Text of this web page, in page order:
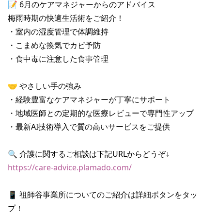
📝 6月のケアマネジャーからのアドバイス
梅雨時期の快適生活術をご紹介！
・室内の湿度管理で体調維持
・こまめな換気でカビ予防
・食中毒に注意した食事管理
🤝 やさしい手の強み
・経験豊富なケアマネジャーが丁寧にサポート
・地域医師との定期的な医療レビューで専門性アップ
・最新AI技術導入で質の高いサービスをご提供
https://care-advice.plamado.com/
📱 祖師谷事業所についてのご紹介は詳細ボタンをタッ
プ！